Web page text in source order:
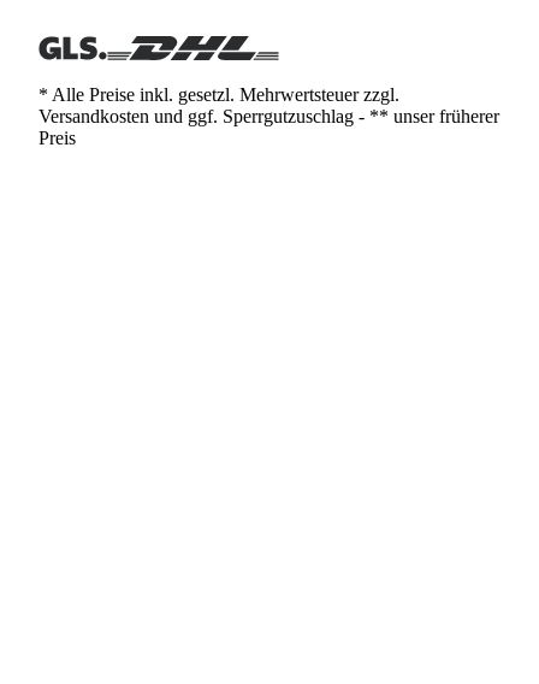
* Alle Preise inkl. gesetzl. Mehrwertsteuer zzgl.
Versandkosten und ggf. Sperrgutzuschlag - ** unser früherer
Preis